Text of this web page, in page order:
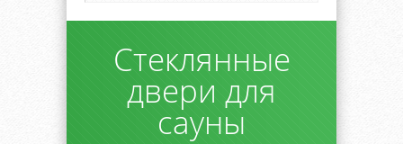
Стеклянные
двери для
сауны